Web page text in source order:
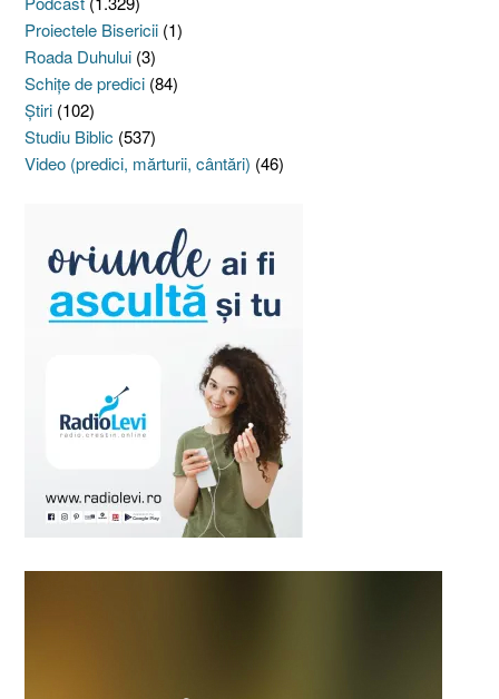
Proiectele Bisericii (1)
Roada Duhului (3)
Schiţe de predici (84)
Ştiri (102)
Studiu Biblic (537)
Video (predici, mărturii, cântări) (46)